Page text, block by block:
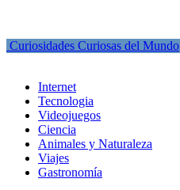
Curiosidades Curiosas del Mundo
Internet
Tecnologia
Videojuegos
Ciencia
Animales y Naturaleza
Viajes
Gastronomía